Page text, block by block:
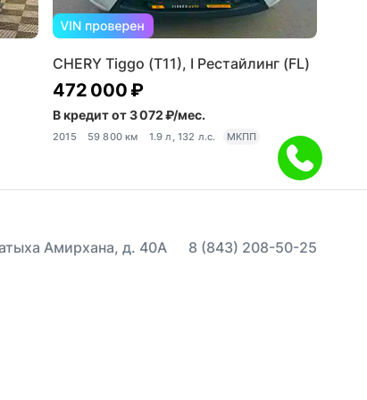
CHERY Tiggo (T11), I Рестайлинг (FL)
472 000 ₽
В кредит от 3 072 ₽/мес.
2015 59 800 км 1.9 л, 132 л.с. МКПП
Амирхана, д. 40А 8 (843) 208-50-25